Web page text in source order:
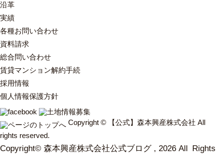
沿革
実績
各種お問い合わせ
資料請求
総合問い合わせ
賃貸マンション解約手続
採用情報
個人情報保護方針
Copyright © 【公式】森本興産株式会社 All
rights reserved.
Copyright© 森本興産株式会社公式ブログ , 2026 All Rights